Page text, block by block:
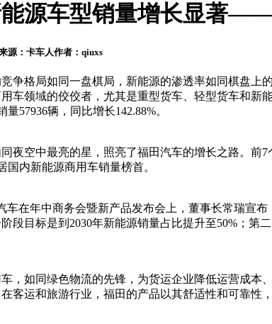
源车型销量增长显著
源：卡车人作者：qiuxs
争格局如同一盘棋局，新能源的渗透率如同棋盘
车领域的佼佼者，尤其是重型货车、轻型货车和
57936辆，同比增长142.88%。
夜空中最亮的星，照亮了福田汽车的增长之路。前
国内新能源商用车销量榜首。
车在年中商务会暨新产品发布会上，董事长常瑞宣
段目标是到2030年新能源销量占比提升至50%；第
，如同绿色物流的先锋，为货运企业降低运营成
客运和旅游行业，福田的产品以其舒适性和可靠性